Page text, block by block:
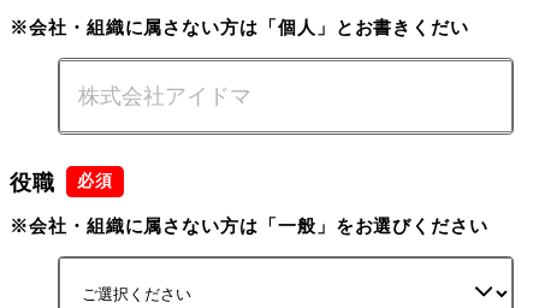
※会社・組織に属さない方は「個人」とお書きくだい
役職
※会社・組織に属さない方は「一般」をお選びください